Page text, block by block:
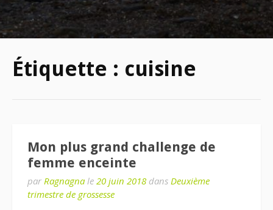
Étiquette : cuisine
Mon plus grand challenge de
femme enceinte
par Ragnagna le 20 juin 2018 dans Deuxième
trimestre de grossesse